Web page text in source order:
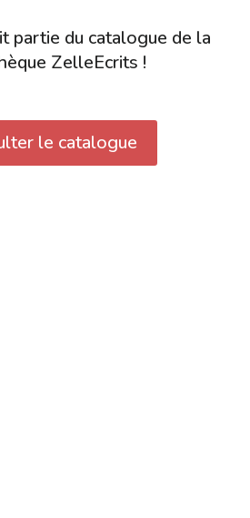
partie du catalogue de la
ZelleEcrits !
le catalogue